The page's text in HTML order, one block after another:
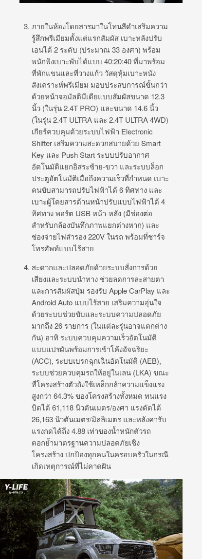
ภายในห้องโดยสารมาในโทนสีดำเสริมความ
รู้สึกพรีเมียมตั้งแต่แรกสัมผัส เบาะหลังปรับ
เอนได้ 2 ระดับ (ประมาณ 33 องศา) พร้อม
พนักพิงเบาะพับได้แบบ 40:20:40 ที่มาพร้อม
ที่พักแขนและที่วางแก้ว วัสดุหุ้มเบาะหนัง
สังเคราะห์พรีเมียม มอบประสบการณ์ขั้นกว่า
ด้วยหน้าจอมัลติมีเดียแบบสัมผัสขนาด 12.3
นิ้ว (ในรุ่น 2.4T PRO) และขนาด 14.6 นิ้ว
(ในรุ่น 2.4T ULTRA และ 2.4T ULTRA 4WD)
เกียร์ควบคุมด้วยระบบไฟฟ้า Electronic
Shifter เสริมความสะดวกสบายด้วย Smart
Key และ Push Start ระบบปรับอากาศ
อัตโนมัติแยกอิสระซ้าย-ขวา และระบบล็อก
ประตูอัตโนมัติเมื่อถึงความเร็วที่กำหนด เบาะ
คนขับสามารถปรับไฟฟ้าได้ 6 ทิศทาง และ
เบาะผู้โดยสารด้านหน้าปรับแบบไฟฟ้าได้ 4
ทิศทาง พอร์ต USB หน้า-หลัง (มีช่องต่อ
สำหรับกล้องบันทึกภาพแยกต่างหาก) และ
ช่องจ่ายไฟสำรอง 220V ในรถ พร้อมที่ชาร์จ
โทรศัพท์แบบไร้สาย
สะดวกและปลอดภัยด้วยระบบสั่งการด้วย
เสียงและระบบนำทาง ช่วยลดการละสายตา
และการสัมผัสปุ่ม รองรับ Apple CarPlay และ
Android Auto แบบไร้สาย เสริมความอุ่นใจ
ด้วยระบบช่วยขับและระบบความปลอดภัย
มากถึง 26 รายการ (ในแต่ละรุ่นอาจแตกต่าง
กัน) อาทิ ระบบควบคุมความเร็วอัตโนมัติ
แบบแปรผันพร้อมการเข้าโค้งอัจฉริยะ
(ACC), ระบบเบรกฉุกเฉินอัตโนมัติ (AEB),
ระบบช่วยควบคุมรถให้อยู่ในเลน (LKA) ขณะ
ที่โครงสร้างตัวถังใช้เหล็กกล้าความแข็งแรง
สูงกว่า 64.3% ของโครงสร้างทั้งหมด ทนแรง
บิดได้ 61,118 นิวตันเมตร/องศา แรงดัดได้
26,163 นิวตันเมตร/มิลลิเมตร และหลังคารับ
แรงกดได้ถึง 4.88 เท่าของน้ำหนักตัวรถ
ตอกย้ำมาตรฐานความปลอดภัยเชิง
โครงสร้าง ปกป้องทุกคนในครอบครัวในกรณี
เกิดเหตุการณ์ที่ไม่คาดฝัน